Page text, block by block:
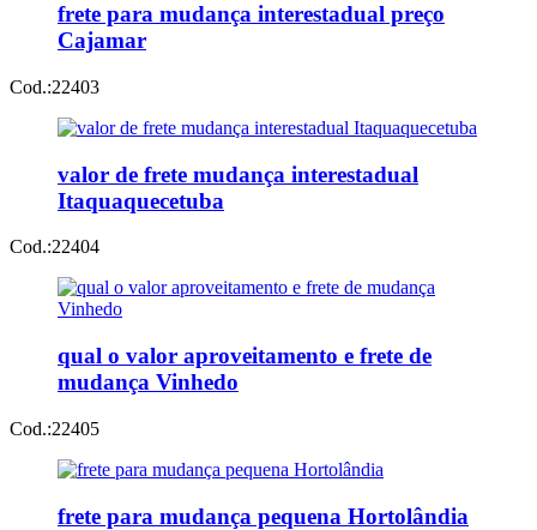
frete para mudança interestadual preço
Cajamar
Cod.:22403
valor de frete mudança interestadual
Itaquaquecetuba
Cod.:22404
qual o valor aproveitamento e frete de
mudança Vinhedo
Cod.:22405
frete para mudança pequena Hortolândia